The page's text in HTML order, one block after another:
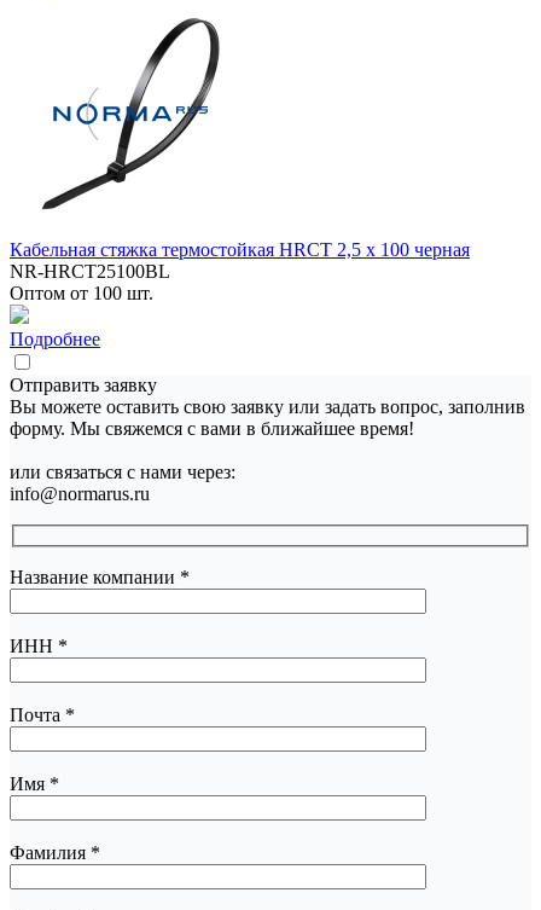
Кабельная стяжка термостойкая HRCT 2,5 x 100 черная
NR-HRCT25100BL
Оптом от 100 шт.
Подробнее
Отправить заявку
Вы можете оставить свою заявку или задать вопрос, заполнив
форму. Мы свяжемся с вами в ближайшее время!
или связаться с нами через:
info@normarus.ru
Название компании *
ИНН *
Почта *
Имя *
Фамилия *